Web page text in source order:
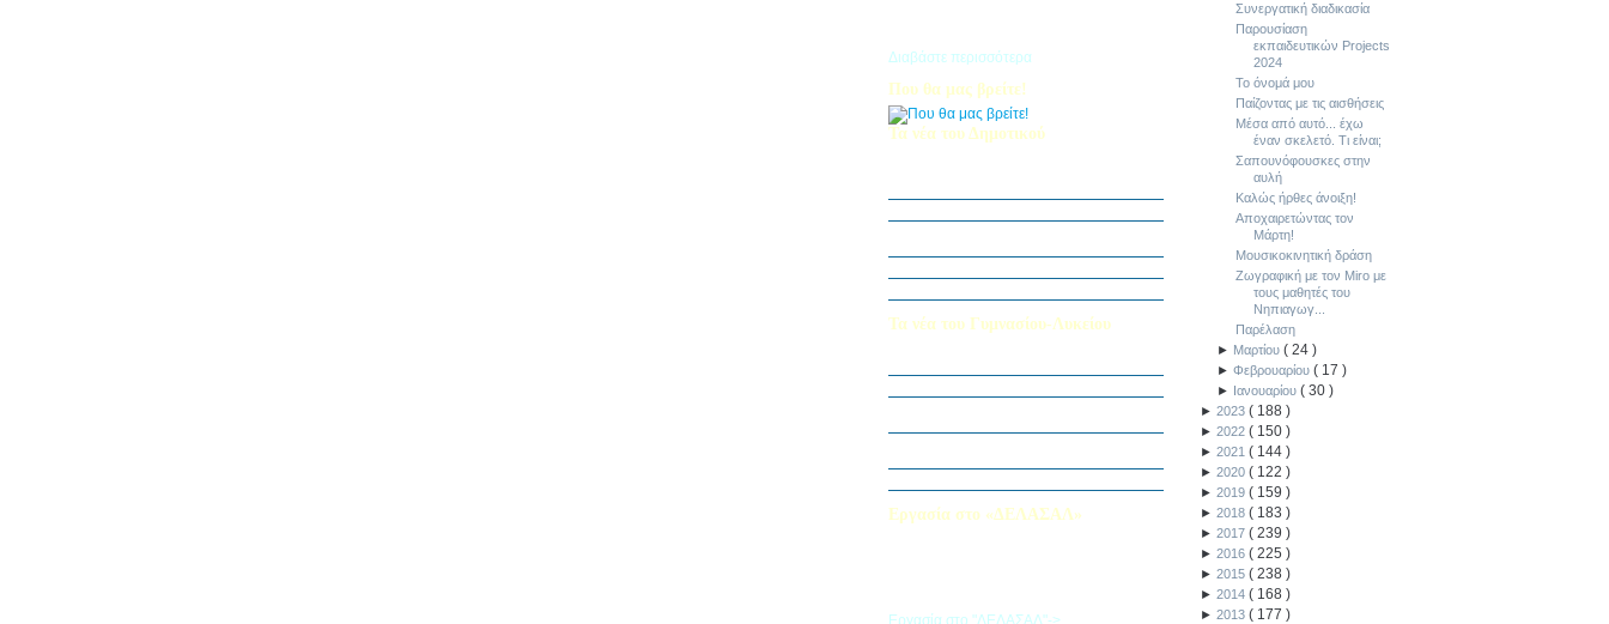
Διαβάστε περισσότερα
Που θα μας βρείτε!
Τα νέα του Δημοτικού
Τα νέα του Γυμνασίου-Λυκείου
Εργασία στο «ΔΕΛΑΣΑΛ»
Εργασία στο "ΔΕΛΑΣΑΛ"->
Συνεργατική διαδικασία
Παρουσίαση
εκπαιδευτικών Projects
2024
Το όνομά μου
Παίζοντας με τις αισθήσεις
Μέσα από αυτό... έχω
έναν σκελετό. Τι είναι;
Σαπουνόφουσκες στην
αυλή
Καλώς ήρθες άνοιξη!
Αποχαιρετώντας τον
Μάρτη!
Μουσικοκινητική δράση
Ζωγραφική με τον Miro με
τους μαθητές του
Νηπιαγωγ...
Παρέλαση
► Μαρτίου(24)
►Φεβρουαρίου( 17)
► Ιανουαρίου(30)
► 2023 ( 188 )
► 2022 ( 150 )
► 2021 ( 144 )
► 2020 ( 122 )
► 2019 ( 159 )
► 2018 ( 183 )
► 2017 ( 239 )
► 2016 ( 225 )
► 2015 ( 238 )
► 2014 ( 168 )
► 2013 ( 177 )